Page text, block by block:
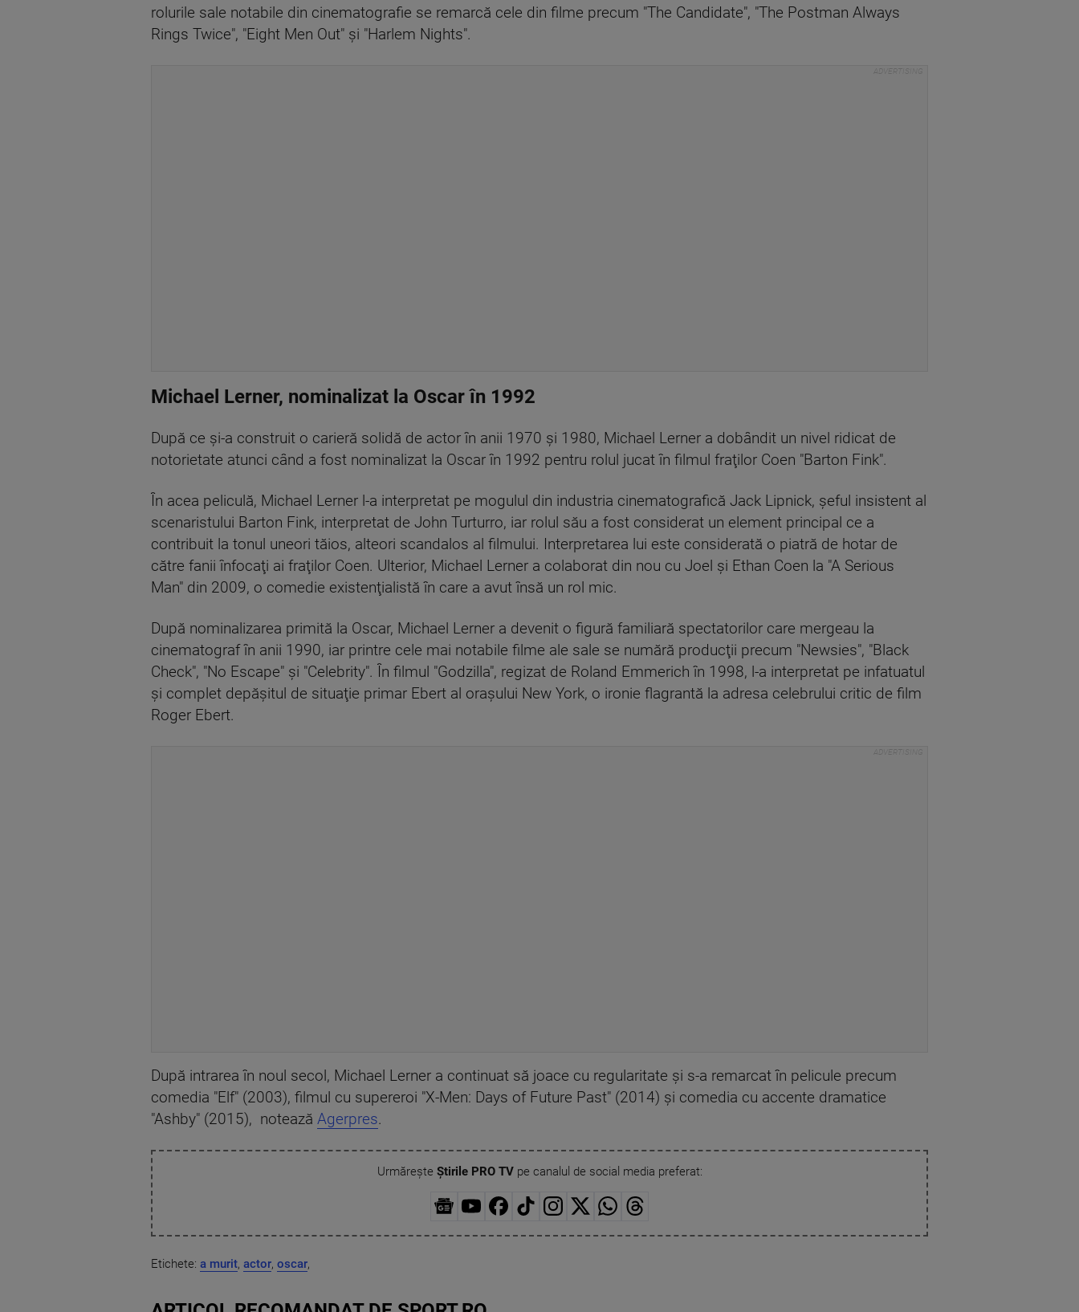
rolurile sale notabile din cinematografie se remarcă cele din filme precum "The Candidate", "The Postman Always
Rings Twice", "Eight Men Out" şi "Harlem Nights".
Michael Lerner, nominalizat la Oscar în 1992
După ce şi-a construit o carieră solidă de actor în anii 1970 şi 1980, Michael Lerner a dobândit un nivel ridicat de
notorietate atunci când a fost nominalizat la Oscar în 1992 pentru rolul jucat în filmul fraţilor Coen "Barton Fink".
În acea peliculă, Michael Lerner l-a interpretat pe mogulul din industria cinematografică Jack Lipnick, şeful insistent al
scenaristului Barton Fink, interpretat de John Turturro, iar rolul său a fost considerat un element principal ce a
contribuit la tonul uneori tăios, alteori scandalos al filmului. Interpretarea lui este considerată o piatră de hotar de
către fanii înfocaţi ai fraţilor Coen. Ulterior, Michael Lerner a colaborat din nou cu Joel şi Ethan Coen la "A Serious
Man" din 2009, o comedie existenţialistă în care a avut însă un rol mic.
După nominalizarea primită la Oscar, Michael Lerner a devenit o figură familiară spectatorilor care mergeau la
cinematograf în anii 1990, iar printre cele mai notabile filme ale sale se numără producţii precum "Newsies", "Black
Check", "No Escape" şi "Celebrity". În filmul "Godzilla", regizat de Roland Emmerich în 1998, l-a interpretat pe infatuatul
şi complet depăşitul de situaţie primar Ebert al oraşului New York, o ironie flagrantă la adresa celebrului critic de film
Roger Ebert.
După intrarea în noul secol, Michael Lerner a continuat să joace cu regularitate şi s-a remarcat în pelicule precum
comedia "Elf" (2003), filmul cu supereroi "X-Men: Days of Future Past" (2014) şi comedia cu accente dramatice
"Ashby" (2015), notează Agerpres.
Urmărește Știrile PRO TVpe canalul de social media preferat:
Etichete: a murit, actor, oscar,